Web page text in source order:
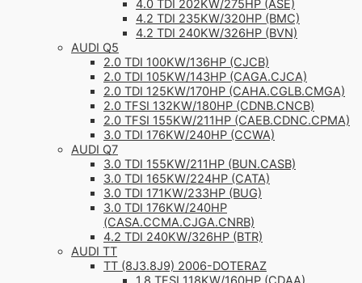
4.0 TDI 202KW/275HP (ASE)
4.2 TDI 235KW/320HP (BMC)
4.2 TDI 240KW/326HP (BVN)
AUDI Q5
2.0 TDI 100KW/136HP (CJCB)
2.0 TDI 105KW/143HP (CAGA.CJCA)
2.0 TDI 125KW/170HP (CAHA.CGLB.CMGA)
2.0 TFSI 132KW/180HP (CDNB.CNCB)
2.0 TFSI 155KW/211HP (CAEB.CDNC.CPMA)
3.0 TDI 176KW/240HP (CCWA)
AUDI Q7
3.0 TDI 155KW/211HP (BUN.CASB)
3.0 TDI 165KW/224HP (CATA)
3.0 TDI 171KW/233HP (BUG)
3.0 TDI 176KW/240HP
(CASA.CCMA.CJGA.CNRB)
4.2 TDI 240KW/326HP (BTR)
AUDI TT
TT (8J3.8J9) 2006-DOTERAZ